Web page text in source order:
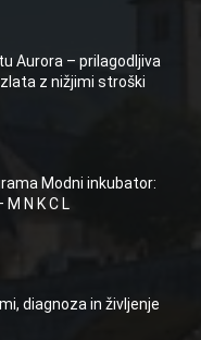
Aurora – prilagodljiva
z nižjimi stroški
Modni inkubator:
M N K C L
diagnoza in življenje